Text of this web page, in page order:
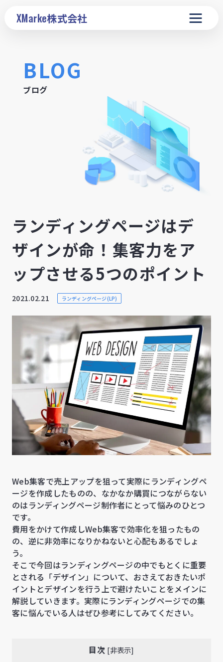
XMarke株式会社
BLOG
ブログ
ランディングページはデ
ザインが命！集客力をア
ップさせる5つのポイント
2021.02.21 ランディングページ(LP)
Web集客で売上アップを狙って実際にランディングペ
ージを作成したものの、なかなか購買につながらない
のはランディングページ制作者にとって悩みのひとつ
です。
費用をかけて作成しWeb集客で効率化を狙ったもの
の、逆に非効率になりかねないと心配もあるでしょ
う。
そこで今回はランディングページの中でもとくに重要
とされる「デザイン」について、おさえておきたいポ
イントとデザインを行う上で避けたいことをメインに
解説していきます。実際にランディングページでの集
客に悩んでいる人はぜひ参考にしてみてください。
目次 [非表示]